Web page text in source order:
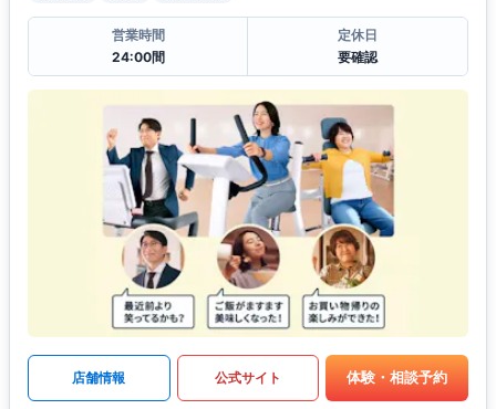
営業時間
24:00間
定休日
要確認
店舗情報 公式サイト 体験・相談予約